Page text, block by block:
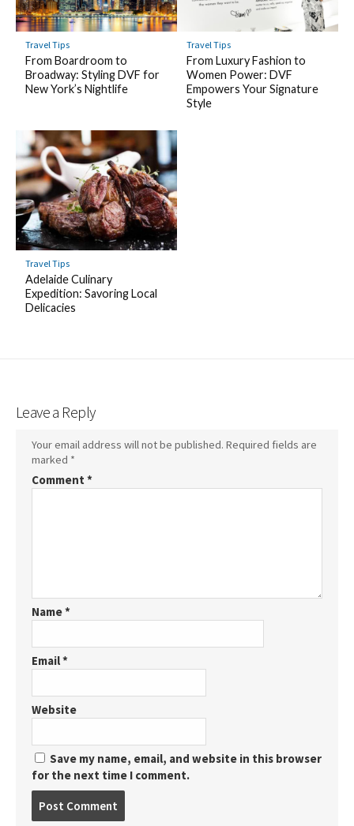
Travel Tips
From Boardroom to
Broadway: Styling DVF for
New York’s Nightlife
Travel Tips
From Luxury Fashion to
Women Power: DVF
Empowers Your Signature
Style
Travel Tips
Adelaide Culinary
Expedition: Savoring Local
Delicacies
Leave a Reply
Your email address will not be published. Required fields are
marked *
Comment *
Name*
Email*
Website
Save my name, email, and website in this browser
for the next time I comment.